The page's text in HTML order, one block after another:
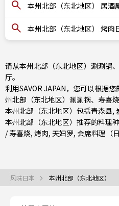
本州北部（东北地区） 居酒
本州北部（东北地区） 烤肉
请从本州北部（东北地区）涮涮锅
厅。
利用SAVOR JAPAN，您可以根据
州北部（东北地区）涮涮锅、寿喜
本州北部（东北地区）包括青森县,
本州北部（东北地区）推荐的料理
/ 寿喜烧, 烤肉, 天妇罗, 会席料理（
风味日本 本州北部（东北地区）